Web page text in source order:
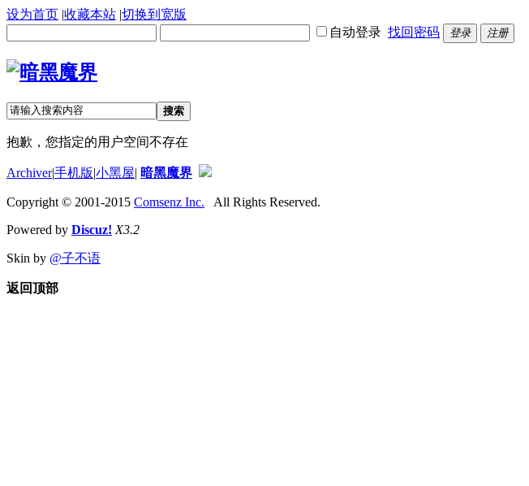
设为首页 |收藏本站 |切换到宽版
自动登录 找回密码 登录 注册
搜索
抱歉，您指定的用户空间不存在
Archiver|手机版|小黑屋| 暗黑魔界
Copyright © 2001-2015 Comsenz Inc. All Rights Reserved.
Powered by Discuz! X3.2
Skin by @子不语
返回顶部